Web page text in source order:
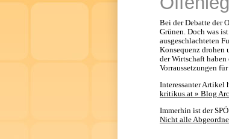
Bei der Debatte der
Grünen. Doch was
ausgeschlachteten
Konsequenz drohen
der Wirtschaft
Vorraussetzungen
Interessanter Artikel
kritikus.at » Blog
Immerhin ist der
Nicht alle